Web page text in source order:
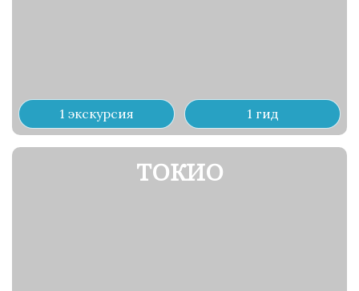
1 экскурсия 1 гид
ТОКИО